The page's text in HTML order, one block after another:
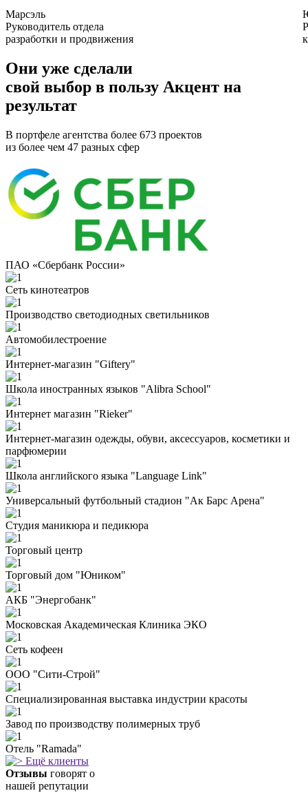
Марсэль
Руководитель отдела
разработки и продвижения
Они уже сделали
свой выбор в пользу Акцент на
результат
В портфеле агентства более 673 проектов
из более чем 47 разных сфер
ПАО «Сбербанк России»
Сеть кинотеатров
Производство светодиодных светильников
Автомобилестроение
Интернет-магазин "Giftery"
Школа иностранных языков "Alibra School"
Интернет магазин "Rieker"
Интернет-магазин одежды, обуви, аксессуаров, косметики и
парфюмерии
Школа английского языка "Language Link"
Универсальный футбольный стадион "Ак Барс Арена"
Студия маникюра и педикюра
Торговый центр
Торговый дом "Юником"
АКБ "Энергобанк"
Московская Академическая Клиника ЭКО
Сеть кофеен
ООО "Сити-Строй"
Специализированная выставка индустрии красоты
Завод по производству полимерных труб
Отель "Ramada"
Ещё клиенты
Отзывы говорят о
нашей репутации